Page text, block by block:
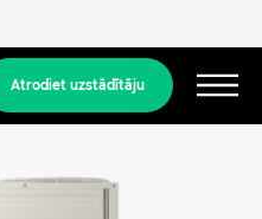
Atrodiet uzstādītāju